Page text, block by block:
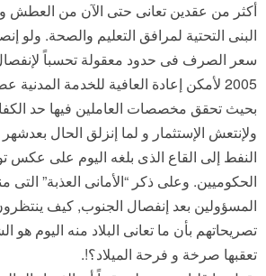
أكثر من عقدين تعانى حتى الآن من العطش
البنى التحتية لمرافق التعليم والصحة. ولو
سعر الصرف فى حدود معقولة تحسباً
2005 لأمكن إعادة العافية للخدمة
بحيث تحقق مخصصات العاملين فيها حد
ولإنتعش الإستثمار و لما إنزلق الحال
النفط إلى القاع الذى بلغه اليوم على عكس
الحكوميين. وعلى ذكر “الأمانى العذبة” التى
المسؤولين بعد إنفصال الجنوب, كيف
تصريحاتهم بأن ما تعانى البلاد منه اليوم هو
تعقبها صرخة و فرحة الميلاد؟!.